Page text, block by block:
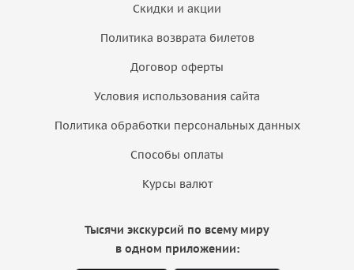
Скидки и акции
Политика возврата билетов
Договор оферты
Условия использования сайта
Политика обработки персональных данных
Способы оплаты
Курсы валют
Тысячи экскурсий по всему миру
в одном приложении: